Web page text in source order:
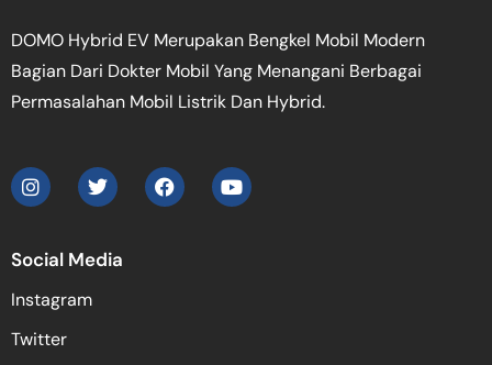
DOMO Hybrid EV Merupakan Bengkel Mobil Modern
Bagian Dari Dokter Mobil Yang Menangani Berbagai
Permasalahan Mobil Listrik Dan Hybrid.
Social Media
Instagram
Twitter